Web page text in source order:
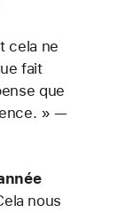
cela ne
fait
que
» —
nous